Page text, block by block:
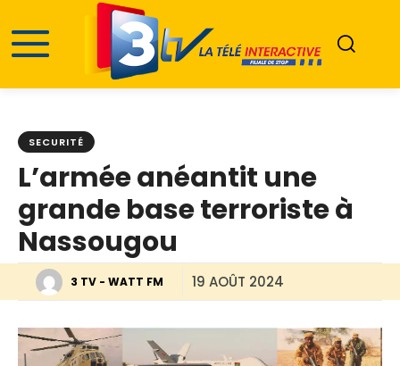
SECURITÉ
L’armée anéantit une
grande base terroriste à
Nassougou
3 TV - WATT FM 19 AOÛT 2024